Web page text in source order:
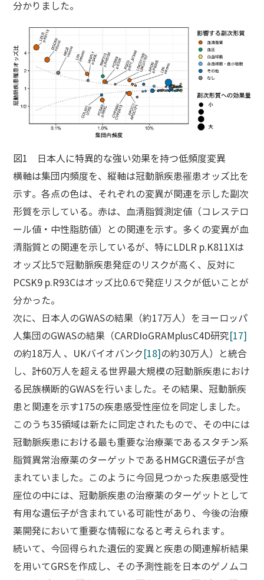
分かりました。
図1 日本人に特異的な強い効果を持つ低頻度変異
横軸は集団内頻度を、縦軸は冠動脈疾患罹患オッズ比を
示す。各点の色は、それぞれの変異が関連を示した副次
形質を示している。赤は、血清脂質測定値（コレステロ
ール値・中性脂肪値）との関連を示す。多くの変異が血
清脂質との関連を示しているが、特にLDLR p.K811Xは
オッズ比5で冠動脈疾患発症のリスクが高く、反対に
PCSK9 p.R93Cはオッズ比0.6で発症リスクが低いことが
分かった。
次に、日本人のGWASの結果（約17万人）をヨーロッパ
人集団のGWASの結果（CARDIoGRAMplusC4D研究 [17]
の約18万人 、UKバイオバンク [18] の約30万人）と統合
し、計60万人を超える世界最大規模の冠動脈疾患におけ
る民族横断的GWASを行いました。その結果、冠動脈疾
患と関連を示す175の疾患感受性座位を同定しました。
このうち35領域は新たに同定されたもので、その中には
冠動脈疾患における最も重要な治療薬であるスタチン系
脂質異常治療薬のターゲットであるHMGCR遺伝子が含
まれていました。このように今回見つかった疾患感受性
座位の中には、冠動脈疾患の治療薬のターゲットとして
有用な遺伝子が含まれている可能性があり、今後の治療
薬開発において重要な情報になると考えられます。
続いて、今回得られた遺伝的変異と疾患の関連解析結果
を用いてGRSを作成し、その予測性能を日本のゲノムコ